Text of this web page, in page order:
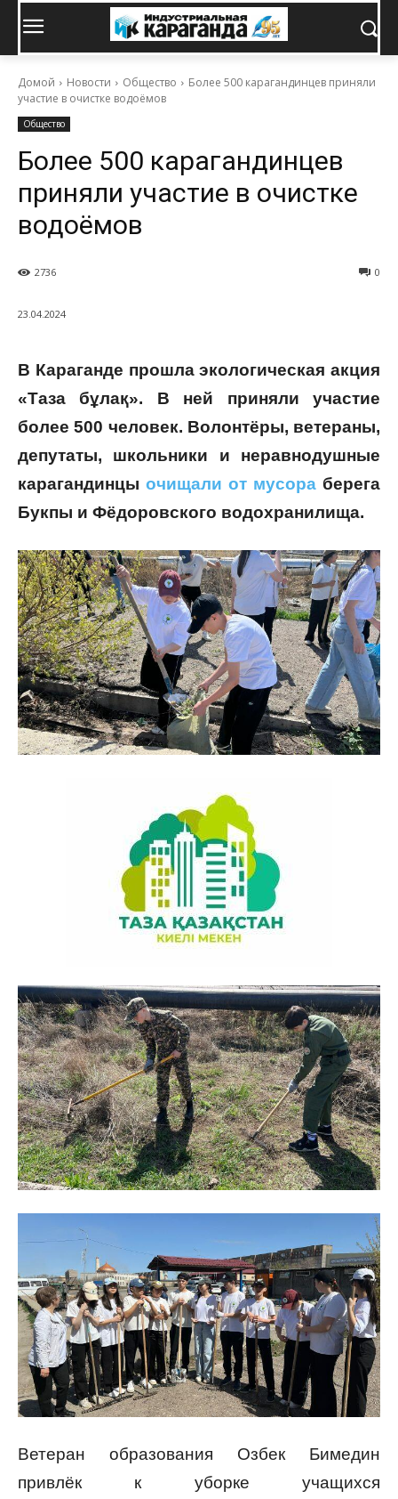
Домой Новости Общество
Более 500 карагандинцев приняли
участие в очистке водоёмов
Общество
Более 500 карагандинцев
приняли участие в очистке
водоёмов
0
2736
23.04.2024
В Караганде прошла экологическая акция
«Таза бұлақ». В ней приняли участие
более 500 человек. Волонтёры, ветераны,
депутаты, школьники и неравнодушные
карагандинцы очищали от мусора берега
Букпы и Фёдоровского водохранилища.
Ветеран образования Озбек Бимедин
привлёк к уборке учащихся